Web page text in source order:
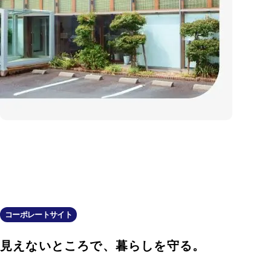
コーポレートサイト
見えないところで、暮らしを守る。